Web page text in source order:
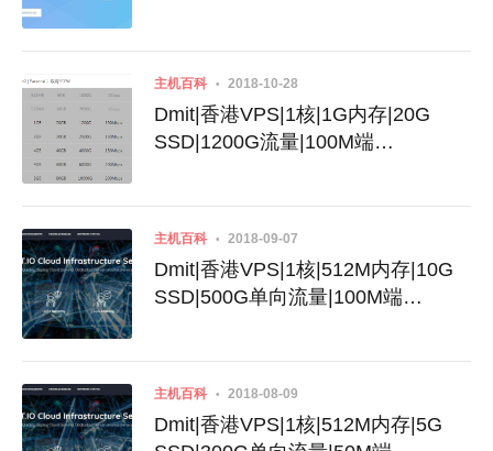
主机百科 2018-10-28
Dmit|香港VPS|1核|1G内存|20G
SSD|1200G流量|100M端
主机百科 2018-09-07
Dmit|香港VPS|1核|512M内存|10G
SSD|500G单向流量|100M端
主机百科 2018-08-09
Dmit|香港VPS|1核|512M内存|5G